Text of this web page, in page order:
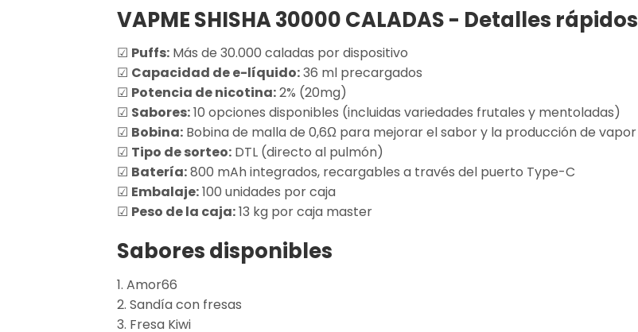
VAPME SHISHA 30000 CALADAS - Detalles rápidos
☑ Puffs: Más de 30.000 caladas por dispositivo
☑ Capacidad de e-líquido:36 ml precargados
☑ Potencia de nicotina:2% (20mg)
☑ Sabores:10 opciones disponibles (incluidas variedades frutales y mentoladas)
☑ Bobina: Bobina de malla de 0,6Ω para mejorar el sabor y la producción de vapor
☑ Tipo de sorteo: DTL (directo al pulmón)
☑ Batería:800 mAh integrados, recargables a través del puerto Type-C
☑ Embalaje:100 unidades por caja
☑ Peso de la caja:13 kg por caja master
Sabores disponibles
1. Amor66
2. Sandía con fresas
3. Fresa Kiwi